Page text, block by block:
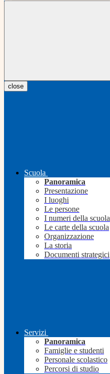
close
Scuola
Panoramica
Presentazione
I luoghi
Le persone
I numeri della scuola
Le carte della scuola
Organizzazione
La storia
Documenti strategici
Servizi
Panoramica
Famiglie e studenti
Personale scolastico
Percorsi di studio